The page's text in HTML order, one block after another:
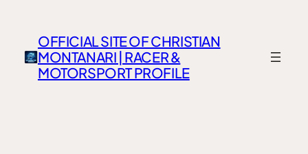
OFFICIAL SITE OF CHRISTIAN
MONTANARI | RACER &
MOTORSPORT PROFILE